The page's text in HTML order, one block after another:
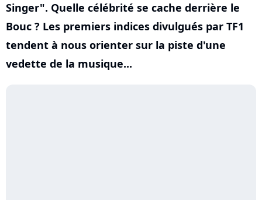
Singer". Quelle célébrité se cache derrière le
Bouc ? Les premiers indices divulgués par TF1
tendent à nous orienter sur la piste d'une
vedette de la musique...